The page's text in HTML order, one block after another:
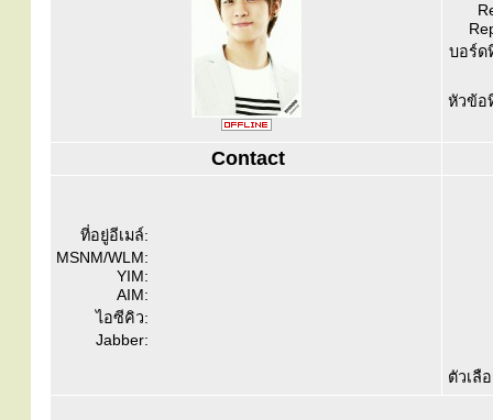
บอร์ด
หัวข้อ
Contact
ที่อยู่อีเมล์:
MSNM/WLM:
YIM:
AIM:
ไอซีคิว:
Jabber:
ตัวเลื